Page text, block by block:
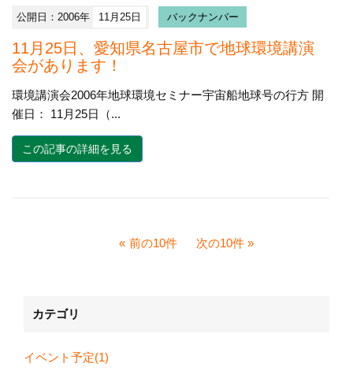
公開日：2006年 11月25日 バックナンバー
11月25日、愛知県名古屋市で地球環境講演
会があります！
環境講演会2006年地球環境セミナー宇宙船地球号の行方 開
催日： 11月25日（...
この記事の詳細を見る
前の10件 次の10件
カテゴリ
イベント予定(1)